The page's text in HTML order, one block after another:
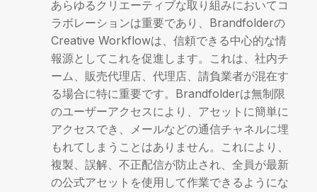
あらゆるクリエーティブな取り組みにおいてコ
ラボレーションは重要であり、Brandfolderの
Creative Workflowは、信頼できる中心的な情
報源としてこれを促進します。これは、社内チ
ーム、販売代理店、代理店、請負業者が混在す
る場合に特に重要です。Brandfolderは無制限
のユーザーアクセスにより、アセットに簡単に
アクセスでき、メールなどの通信チャネルに埋
もれてしまうことはありません。これにより、
複製、誤解、不正配信が防止され、全員が最新
の公式アセットを使用して作業できるようにな